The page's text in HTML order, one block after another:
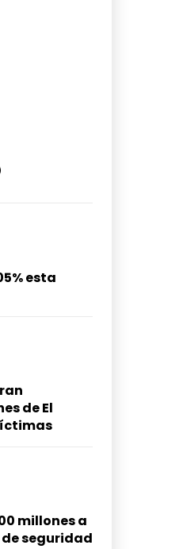
esta
de El
millones a
seguridad